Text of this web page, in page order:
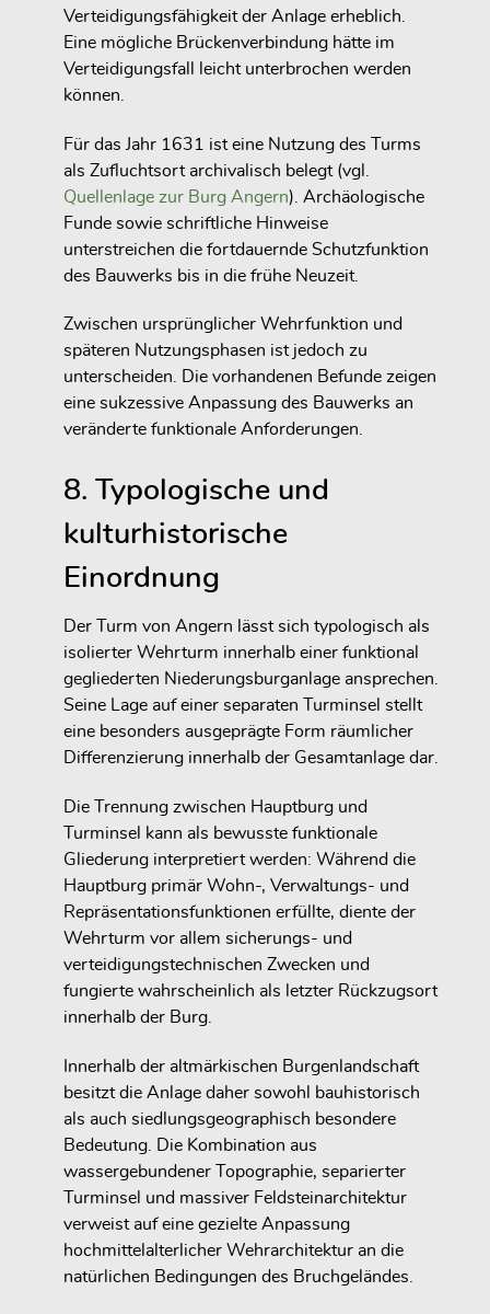
Verteidigungsfähigkeit der Anlage erheblich.
Eine mögliche Brückenverbindung hätte im
Verteidigungsfall leicht unterbrochen werden
können.
Für das Jahr 1631 ist eine Nutzung des Turms
als Zufluchtsort archivalisch belegt (vgl.
Quellenlage zur Burg Angern). Archäologische
Funde sowie schriftliche Hinweise
unterstreichen die fortdauernde Schutzfunktion
des Bauwerks bis in die frühe Neuzeit.
Zwischen ursprünglicher Wehrfunktion und
späteren Nutzungsphasen ist jedoch zu
unterscheiden. Die vorhandenen Befunde zeigen
eine sukzessive Anpassung des Bauwerks an
veränderte funktionale Anforderungen.
8. Typologische und
kulturhistorische
Einordnung
Der Turm von Angern lässt sich typologisch als
isolierter Wehrturm innerhalb einer funktional
gegliederten Niederungsburganlage ansprechen.
Seine Lage auf einer separaten Turminsel stellt
eine besonders ausgeprägte Form räumlicher
Differenzierung innerhalb der Gesamtanlage dar.
Die Trennung zwischen Hauptburg und
Turminsel kann als bewusste funktionale
Gliederung interpretiert werden: Während die
Hauptburg primär Wohn-, Verwaltungs- und
Repräsentationsfunktionen erfüllte, diente der
Wehrturm vor allem sicherungs- und
verteidigungstechnischen Zwecken und
fungierte wahrscheinlich als letzter Rückzugsort
innerhalb der Burg.
Innerhalb der altmärkischen Burgenlandschaft
besitzt die Anlage daher sowohl bauhistorisch
als auch siedlungsgeographisch besondere
Bedeutung. Die Kombination aus
wassergebundener Topographie, separierter
Turminsel und massiver Feldsteinarchitektur
verweist auf eine gezielte Anpassung
hochmittelalterlicher Wehrarchitektur an die
natürlichen Bedingungen des Bruchgeländes.